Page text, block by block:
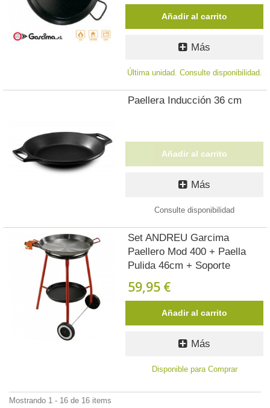
Añadir al carrito
Más
Última unidad. Consulte disponibilidad.
Paellera Inducción 36 cm
Añadir al carrito
Más
Consulte disponibilidad
Set ANDREU Garcima
Paellero Mod 400 + Paella
Pulida 46cm + Soporte
59,95 €
Añadir al carrito
Más
Disponible para Comprar
Mostrando 1 - 16 de 16 items